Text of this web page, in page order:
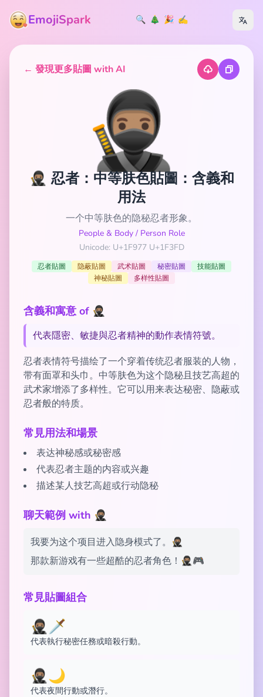
EmojiSpark 🔍 🎄 🎉 ✍️
← 發現更多貼圖 with AI
🥷🏽
🥷🏽 忍者：中等肤色貼圖：含義和
用法
一个中等肤色的隐秘忍者形象。
People & Body/ Person Role
Unicode: U+1F977 U+1F3FD
忍者貼圖 隐蔽貼圖 武术貼圖 秘密貼圖
技能貼圖
神秘貼圖
多样性貼圖
含義和寓意 of 🥷🏽
代表隱密、敏捷與忍者精神的動作表情符號。
忍者表情符号描绘了一个穿着传统忍者服装的人物，
带有面罩和头巾。中等肤色为这个隐秘且技艺高超的
武术家增添了多样性。它可以用来表达秘密、隐蔽或
忍者般的特质。
常見用法和場景
表达神秘感或秘密感
代表忍者主题的内容或兴趣
描述某人技艺高超或行动隐秘
聊天範例 with 🥷🏽
我要为这个项目进入隐身模式了。🥷🏽
那款新游戏有一些超酷的忍者角色！🥷🏽🎮
常見貼圖組合
🥷🏽🗡️
代表執行秘密任務或暗殺行動。
🥷🏽🌙
代表夜間行動或潛行。